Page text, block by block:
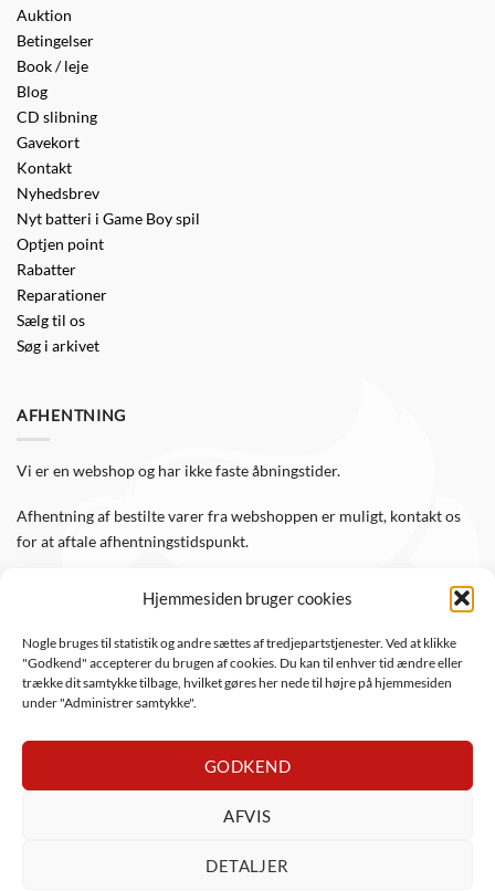
Hjemmesiden bruger cookies
Nogle bruges til statistik og andre sættes af tredjepartstjenester. Ved at klikke
"Godkend" accepterer du brugen af cookies. Du kan til enhver tid ændre eller
trække dit samtykke tilbage, hvilket gøres her nede til højre på hjemmesiden
under "Administrer samtykke".
GODKEND
AFVIS
DETALJER
Auktion
Betingelser
Book / leje
Blog
CD slibning
Gavekort
Kontakt
Nyhedsbrev
Nyt batteri i Game Boy spil
Optjen point
Rabatter
Reparationer
Sælg til os
Søg i arkivet
AFHENTNING
Vi er en webshop og har ikke faste åbningstider.
Afhentning af bestilte varer fra webshoppen er muligt, kontakt os
for at aftale afhentningstidspunkt.
Følg WTS Retro på de sociale medier, så er du altid opdateret.
Electron